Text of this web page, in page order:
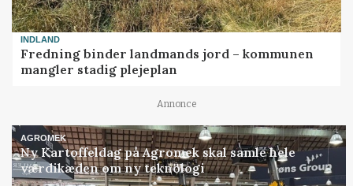
INDLAND
Fredning binder landmands jord – kommunen
mangler stadig plejeplan
Annonce
AGROMEK
Ny Kartoffeldag på Agromek skal samle hele
værdikæden om ny teknologi